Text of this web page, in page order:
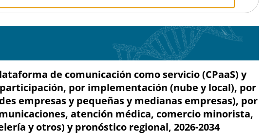
de comunicación como servicio (CPaaS) y
por implementación (nube y local), por
empresas y pequeñas y medianas empresas), por
atención médica, comercio minorista,
y otros) y pronóstico regional, 2026-2034